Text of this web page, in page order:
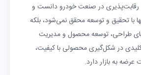
رقابت‌پذیری در صنعت خودرو دانست و
با تحقیق و توسعه محقق نمی‌شود، بلکه
طراحی، توسعه محصول و مدیریت
در شکل‌گیری محصولی با کیفیت،
به بازار دارد.